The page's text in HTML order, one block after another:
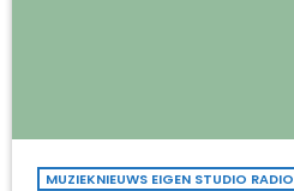
MUZIEKNIEUWS EIGEN STUDIO RADIO